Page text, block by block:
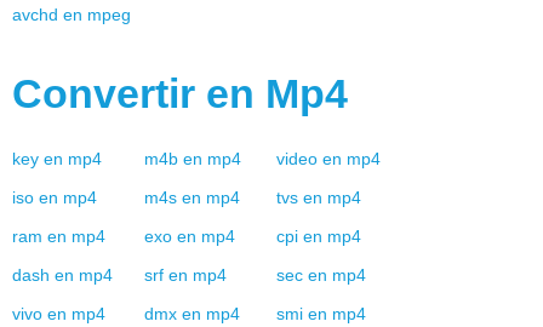
avchd en mpeg
Convertir en Mp4
key en mp4 m4b en mp4 video en mp4
iso en mp4 m4s en mp4 tvs en mp4
ram en mp4 exo en mp4 cpi en mp4
dash en mp4 srf en mp4 sec en mp4
vivo en mp4 dmx en mp4 smi en mp4